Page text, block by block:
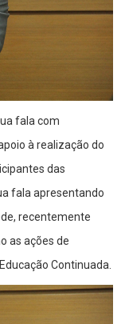
fala com
à realização do
das
fala apresentando
recentemente
as ações de
Continuada.